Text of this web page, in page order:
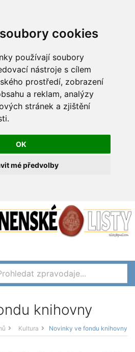
cookies
používají soubory
nástroje s cílem
prostředí, zobrazení
a reklam, analýzy
stránek a zjištění
OK
mé předvolby
knihovny
Kultura Novinky ve fondu knihovny